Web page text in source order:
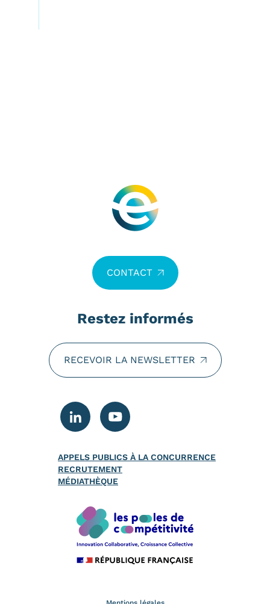
CONTACT
Restez informés
RECEVOIR LA NEWSLETTER
APPELS PUBLICS À LA CONCURRENCE
RECRUTEMENT
MÉDIATHÈQUE